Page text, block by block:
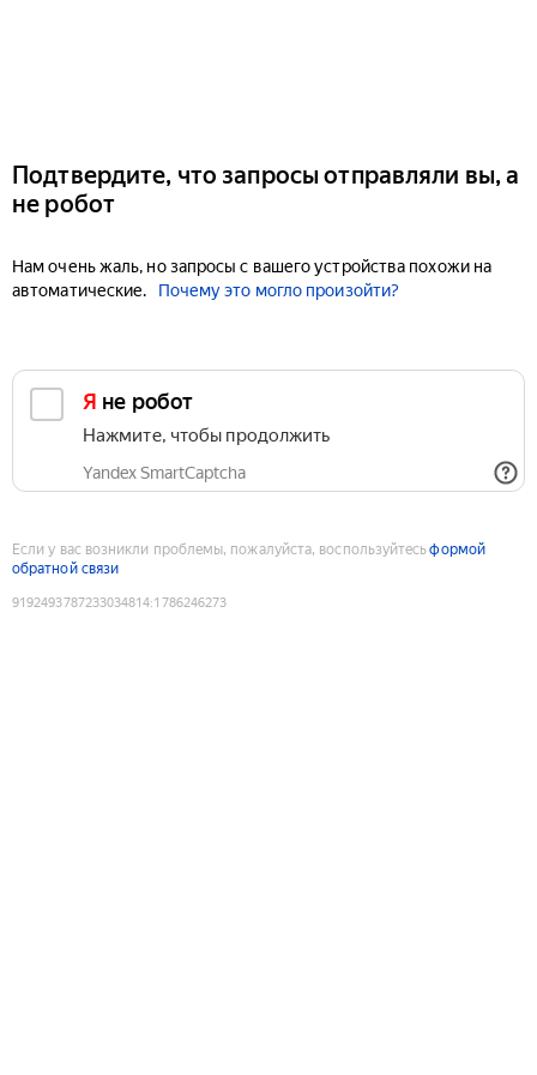
Подтвердите, что запросы отправляли вы, а
не робот
Нам очень жаль, но запросы с вашего устройства похожи на
автоматические.
Почему это могло произойти?
Я не робот
Нажмите, чтобы продолжить
Yandex SmartCaptcha
Если у вас возникли проблемы, пожалуйста, воспользуйтесьформой
обратной связи
9192493787233034814:1786246273